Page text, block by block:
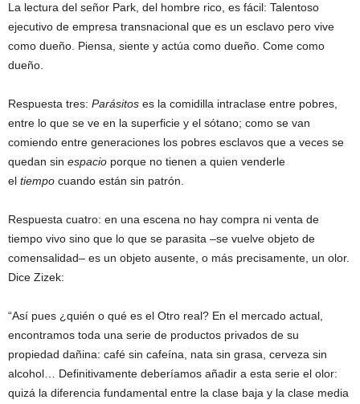
La lectura del señor Park, del hombre rico, es fácil: Talentoso
ejecutivo de empresa transnacional que es un esclavo pero vive
como dueño. Piensa, siente y actúa como dueño. Come como
dueño.
Respuesta tres: Parásitos es la comidilla intraclase entre pobres,
entre lo que se ve en la superficie y el sótano; como se van
comiendo entre generaciones los pobres esclavos que a veces se
quedan sin espacio porque no tienen a quien venderle
el tiempo cuando están sin patrón.
Respuesta cuatro: en una escena no hay compra ni venta de
tiempo vivo sino que lo que se parasita –se vuelve objeto de
comensalidad– es un objeto ausente, o más precisamente, un olor.
Dice Zizek:
“Así pues ¿quién o qué es el Otro real? En el mercado actual,
encontramos toda una serie de productos privados de su
propiedad dañina: café sin cafeína, nata sin grasa, cerveza sin
alcohol… Definitivamente deberíamos añadir a esta serie el olor:
quizá la diferencia fundamental entre la clase baja y la clase media